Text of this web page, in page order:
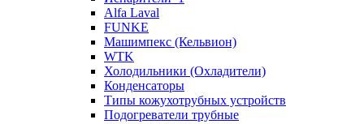
Alfa Laval
FUNKE
Машимпекс (Кельвион)
WTK
Холодильники (Охладители)
Конденсаторы
Типы кожухотрубных устройств
Подогреватели трубные